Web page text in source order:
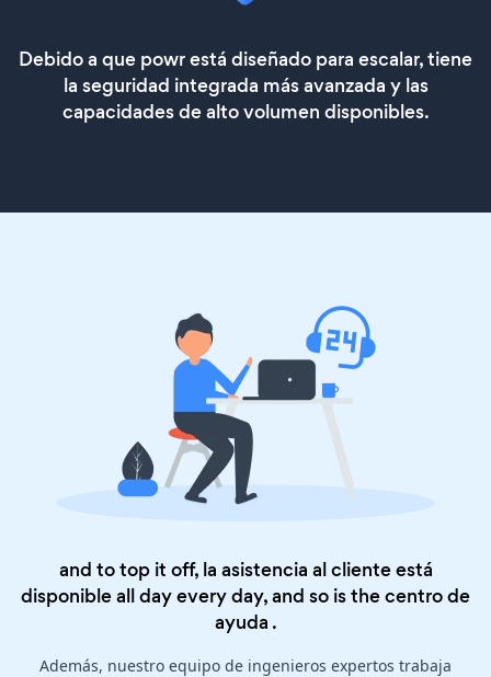
Debido a que powr está diseñado para escalar, tiene
la seguridad integrada más avanzada y las
capacidades de alto volumen disponibles.
and to top it off, la asistencia al cliente está
disponible all day every day, and so is thecentro de
ayuda .
Además, nuestro equipo de ingenieros expertos trabaja